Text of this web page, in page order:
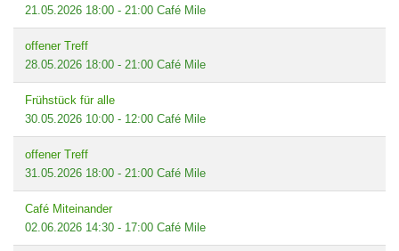
21.05.2026 18:00 - 21:00 Café Mile
offener Treff
28.05.2026 18:00 - 21:00 Café Mile
Frühstück für alle
30.05.2026 10:00 - 12:00 Café Mile
offener Treff
31.05.2026 18:00 - 21:00 Café Mile
Café Miteinander
02.06.2026 14:30 - 17:00 Café Mile